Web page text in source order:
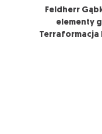
Feldherr
elementy
Terraformacja